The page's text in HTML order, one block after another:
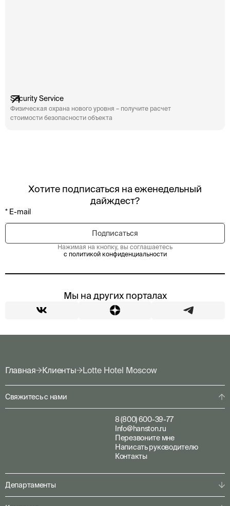
Security Service
Физическая охрана нового уровня – получите расчет
стоимости безопасности объекта
Хотите подписаться на еженедельный
дайждест?
Нажимая на кнопку, вы соглашаетесь
с политикой конфиденциальности
Мы на других порталах
Главная Клиенты Lotte Hotel Moscow
Департаменты
Свяжитесь с нами
8 (800) 600-39-77
Info@hanston.ru
Перезвоните мне
Написать руководителю
Контакты